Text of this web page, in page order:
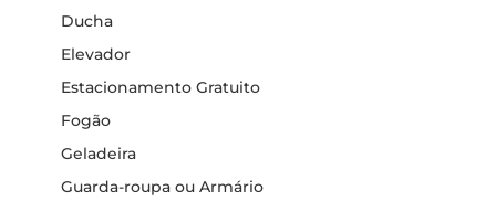
Ducha
Elevador
Estacionamento Gratuito
Fogão
Geladeira
Guarda-roupa ou Armário